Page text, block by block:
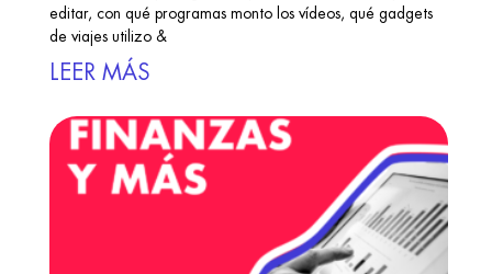
editar, con qué programas monto los vídeos, qué gadgets
de viajes utilizo &
LEER MÁS